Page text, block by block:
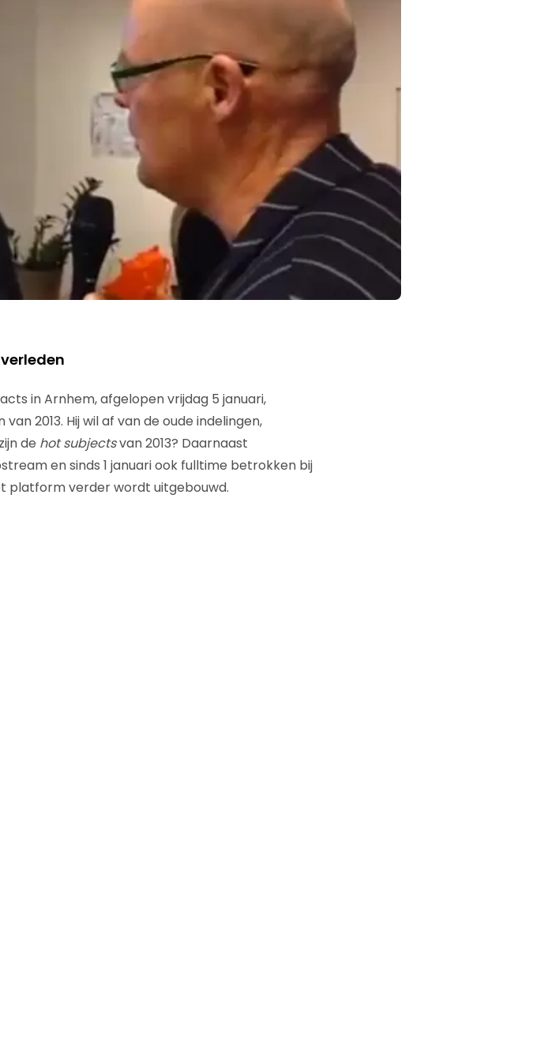
in Arnhem, afgelopen vrijdag 5 januari,
2013. Hij wil af van de oude indelingen,
de hot subjectsvan 2013? Daarnaast
en sinds 1 januari ook fulltime betrokken bij
platform verder wordt uitgebouwd.